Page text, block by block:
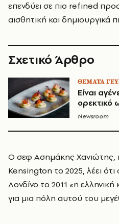
επενδύει σε πιο refined
αισθητική και δημιουργικά
Σχετικό Άρθρο
ΘΕΜΑΤΑ
Είναι
ορεκτικό
Newsroom
Ο σεφ Ασημάκης Χανιώτης,
Kensington το 2025, λέει
Λονδίνο το 2011 «η
για μια πόλη αυτού του